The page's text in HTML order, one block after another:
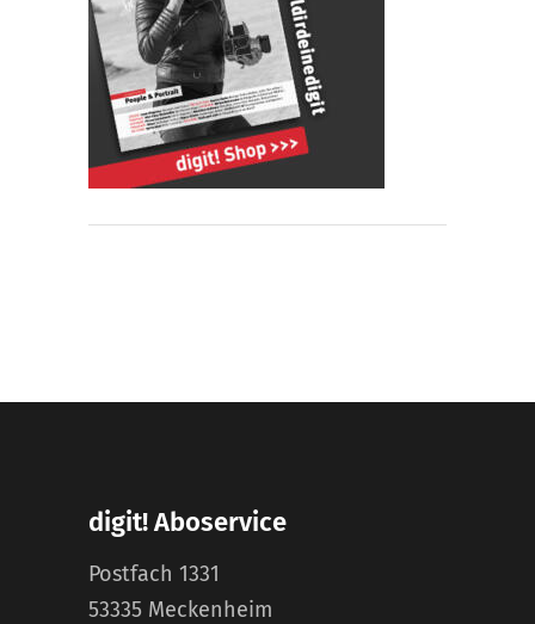
digit! Aboservice
Postfach 1331
53335 Meckenheim